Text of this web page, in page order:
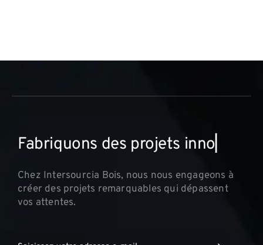
Fabriquons des projets inno
Chez Intersourcia Bois, nous nous engageons à
créer des projets remarquables qui dépassent
vos attentes.